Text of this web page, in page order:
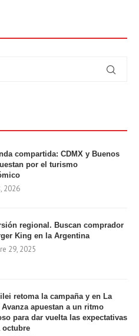
compartida: CDMX y Buenos
por el turismo
2026
regional. Buscan comprador
King en la Argentina
29, 2025
retoma la campaña y en La
Avanza apuestan a un ritmo
para dar vuelta las expectativas
octubre